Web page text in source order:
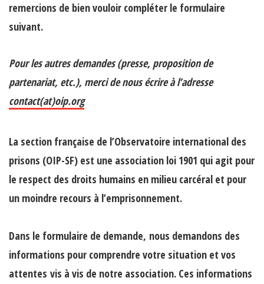
remercions de bien vouloir compléter le formulaire
suivant.
Pour les autres demandes (presse, proposition de
partenariat, etc.), merci de nous écrire à l’adresse
contact(at)oip.org
La section française de l’Observatoire international des
prisons (OIP-SF) est une association loi 1901 qui agit pour
le respect des droits humains en milieu carcéral et pour
un moindre recours à l’emprisonnement.
Dans le formulaire de demande, nous demandons des
informations pour comprendre votre situation et vos
attentes vis à vis de notre association. Ces informations